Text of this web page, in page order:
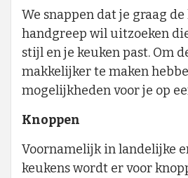
We snappen dat je graag
handgreep wil uitzoeken
stijl en je keuken past. Om
makkelijker te maken
mogelijkheden voor je op
Knoppen
Voornamelijk in landelijke
keukens wordt er voor